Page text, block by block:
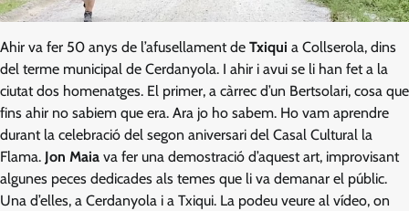
Ahir va fer 50 anys de l’afusellament de Txiqui a Collserola, dins
del terme municipal de Cerdanyola. I ahir i avui se li han fet a la
ciutat dos homenatges. El primer, a càrrec d’un Bertsolari, cosa que
fins ahir no sabiem que era. Ara jo ho sabem. Ho vam aprendre
durant la celebració del segon aniversari del Casal Cultural la
Flama. Jon Maia va fer una demostració d’aquest art, improvisant
algunes peces dedicades als temes que li va demanar el públic.
Una d’elles, a Cerdanyola i a Txiqui. La podeu veure al vídeo, on